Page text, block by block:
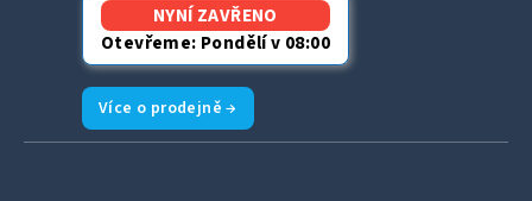
NYNÍ ZAVŘENO
Otevřeme: Pondělí v 08:00
Více o prodejně →